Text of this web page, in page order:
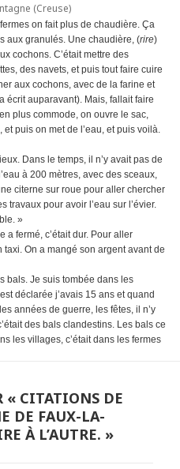
(Creuse)
on fait plus de chaudière. Ça
aux granulés. Une chaudière, (rire)
cochons. C’était mettre des
des navets, et puis tout faire cuire
aux cochons, avec de la farine et
écrit auparavant). Mais, fallait faire
plus commode, on ouvre le sac,
puis on met de l’eau, et puis voilà.
Dans le temps, il n’y avait pas de
à 200 mètres, avec des sceaux,
citerne sur roue pour aller chercher
travaux pour avoir l’eau sur l’évier.
»
a fermé, c’était dur. Pour aller
On a mangé son argent avant de
bals. Je suis tombée dans les
déclarée j’avais 15 ans et quand
années de guerre, les fêtes, il n’y
des bals clandestins. Les bals ce
les villages, c’était dans les fermes
« CITATIONS DE
DE FAUX-LA-
À L’AUTRE. »